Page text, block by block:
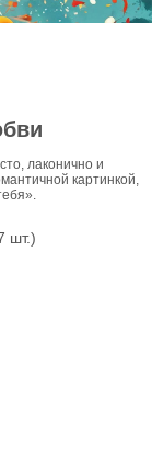
лаконично и
картинкой,
шт.)